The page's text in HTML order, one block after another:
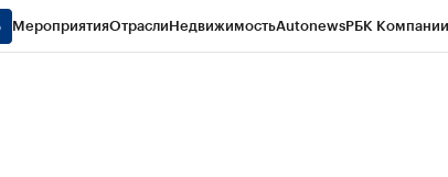
МероприятияОтраслиНедвижимостьAutonewsРБК Компании